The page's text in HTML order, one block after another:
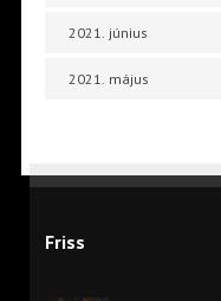
2021. június
2021. május
Friss